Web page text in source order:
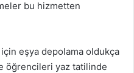
bu hizmetten
eşya depolama oldukça
öğrencileri yaz tatilinde